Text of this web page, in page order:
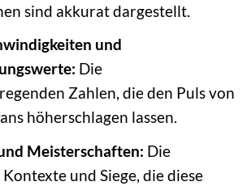
sind akkurat dargestellt.
und
Die
Zahlen, die den Puls von
höherschlagen lassen.
Meisterschaften: Die
und Siege, die diese